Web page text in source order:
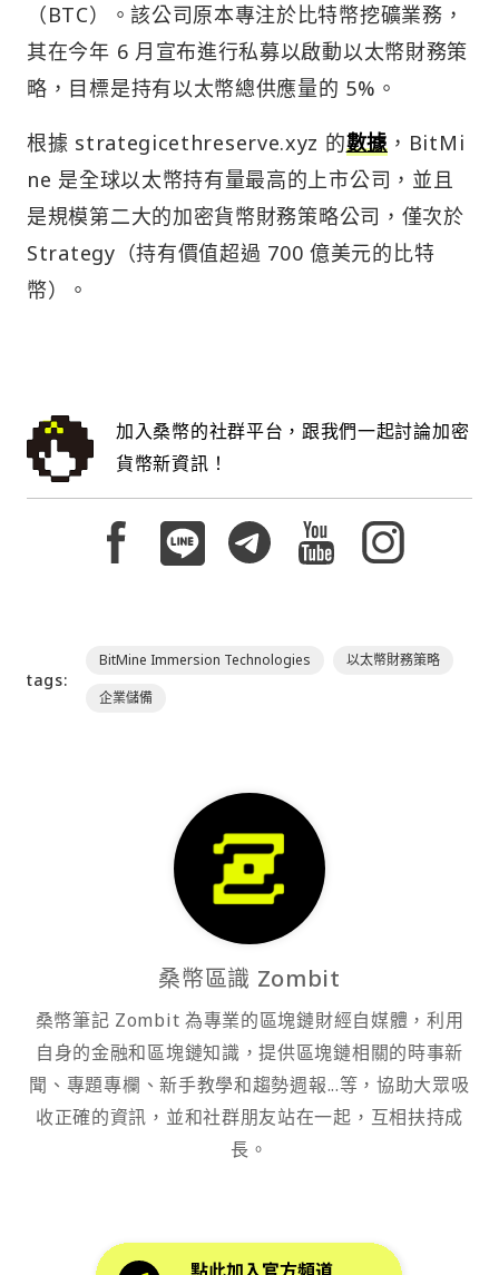
（BTC）。該公司原本專注於比特幣挖礦業務，
其在今年 6 月宣布進行私募以啟動以太幣財務策
略，目標是持有以太幣總供應量的 5%。
​​根據 strategicethreserve.xyz 的數據 ，BitMi
ne 是全球以太幣持有量最高的上市公司，並且
是規模第二大的加密貨幣財務策略公司，僅次於
Strategy（持有價值超過 700 億美元的比特
幣）。
加入桑幣的社群平台，跟我們一起討論加密
貨幣新資訊！
tags:
BitMine Immersion Technologies
以太幣財務策略
企業儲備
桑幣區識 Zombit
桑幣筆記 Zombit 為專業的區塊鏈財經自媒體，利用
自身的金融和區塊鏈知識，提供區塊鏈相關的時事新
聞、專題專欄、新手教學和趨勢週報...等，協助大眾吸
收正確的資訊，並和社群朋友站在一起，互相扶持成
長。